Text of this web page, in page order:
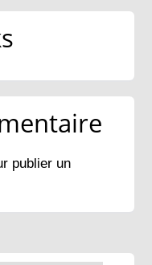
publier un